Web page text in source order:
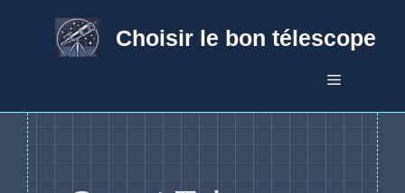
Choisir le bon télescope
Menu